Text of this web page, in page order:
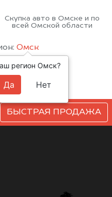
Скупка авто в Омске и по
всей Омской области
Омск
81-15
БЫСТРАЯ ПРОДАЖА
регион Омск?
Да Нет